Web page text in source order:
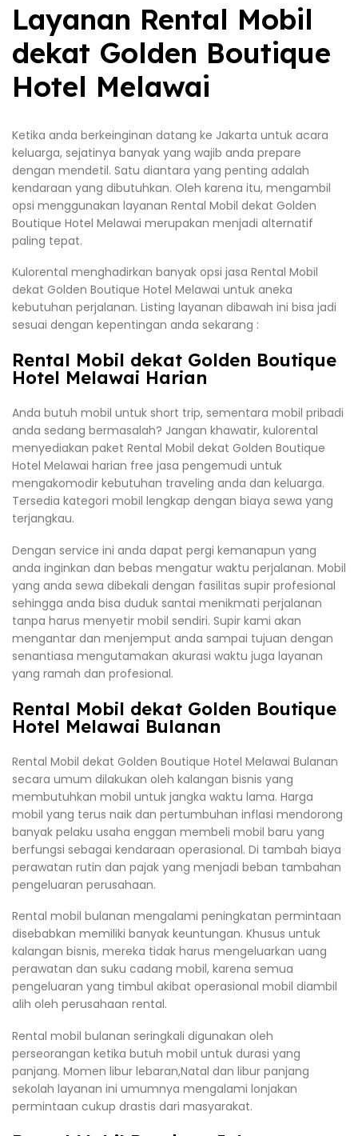
Layanan Rental Mobil
dekat Golden Boutique
Hotel Melawai
Ketika anda berkeinginan datang ke Jakarta untuk acara
keluarga, sejatinya banyak yang wajib anda prepare
dengan mendetil. Satu diantara yang penting adalah
kendaraan yang dibutuhkan. Oleh karena itu, mengambil
opsi menggunakan layanan Rental Mobil dekat Golden
Boutique Hotel Melawai merupakan menjadi alternatif
paling tepat.
Kulorental menghadirkan banyak opsi jasa Rental Mobil
dekat Golden Boutique Hotel Melawai untuk aneka
kebutuhan perjalanan. Listing layanan dibawah ini bisa jadi
sesuai dengan kepentingan anda sekarang :
Rental Mobil dekat Golden Boutique
Hotel Melawai Harian
Anda butuh mobil untuk short trip, sementara mobil pribadi
anda sedang bermasalah? Jangan khawatir, kulorental
menyediakan paket Rental Mobil dekat Golden Boutique
Hotel Melawai harian free jasa pengemudi untuk
mengakomodir kebutuhan traveling anda dan keluarga.
Tersedia kategori mobil lengkap dengan biaya sewa yang
terjangkau.
Dengan service ini anda dapat pergi kemanapun yang
anda inginkan dan bebas mengatur waktu perjalanan. Mobil
yang anda sewa dibekali dengan fasilitas supir profesional
sehingga anda bisa duduk santai menikmati perjalanan
tanpa harus menyetir mobil sendiri. Supir kami akan
mengantar dan menjemput anda sampai tujuan dengan
senantiasa mengutamakan akurasi waktu juga layanan
yang ramah dan profesional.
Rental Mobil dekat Golden Boutique
Hotel Melawai Bulanan
Rental Mobil dekat Golden Boutique Hotel Melawai Bulanan
secara umum dilakukan oleh kalangan bisnis yang
membutuhkan mobil untuk jangka waktu lama. Harga
mobil yang terus naik dan pertumbuhan inflasi mendorong
banyak pelaku usaha enggan membeli mobil baru yang
berfungsi sebagai kendaraan operasional. Di tambah biaya
perawatan rutin dan pajak yang menjadi beban tambahan
pengeluaran perusahaan.
Rental mobil bulanan mengalami peningkatan permintaan
disebabkan memiliki banyak keuntungan. Khusus untuk
kalangan bisnis, mereka tidak harus mengeluarkan uang
perawatan dan suku cadang mobil, karena semua
pengeluaran yang timbul akibat operasional mobil diambil
alih oleh perusahaan rental.
Rental mobil bulanan seringkali digunakan oleh
perseorangan ketika butuh mobil untuk durasi yang
panjang. Momen libur lebaran,Natal dan libur panjang
sekolah layanan ini umumnya mengalami lonjakan
permintaan cukup drastis dari masyarakat.